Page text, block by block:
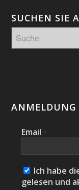
SUCHEN SIE
ANMELDUNG
Email *
Ich habe
gelesen und